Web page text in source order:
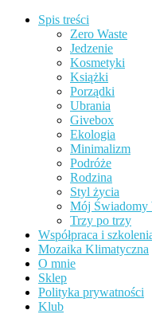
Spis treści
Zero Waste
Jedzenie
Kosmetyki
Książki
Porządki
Ubrania
Givebox
Ekologia
Minimalizm
Podróże
Rodzina
Styl życia
Mój Świadomy
Trzy po trzy
Współpraca i
Mozaika Klimatyczna
O mnie
Sklep
Polityka prywatności
Klub